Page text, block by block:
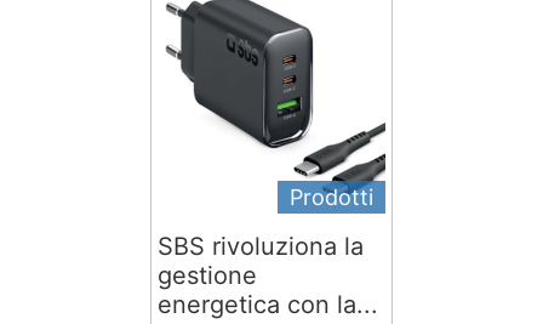
Prodotti
SBS rivoluziona la
gestione
energetica con la...